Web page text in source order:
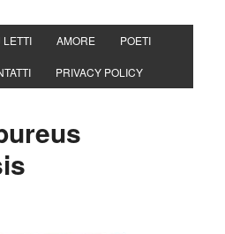
LETTI AMORE POETI
PRIVACY POLICY